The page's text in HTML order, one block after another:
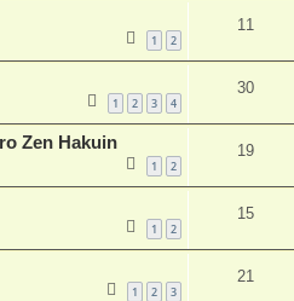
1 2
11
1 2 3 4
30
Zen Hakuin
1 2
19
1 2
15
1 2 3
21